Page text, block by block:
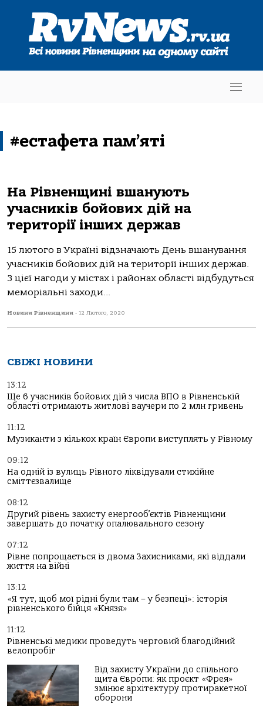
#естафета пам’яті
На Рівненщині вшанують
учасників бойових дій на
території інших держав
15 лютого в Україні відзначають День вшанування
учасників бойових дій на території інших держав.
З цієї нагоди у містах і районах області відбудуться
меморіальні заходи...
Новини Рівненщини - 12 Лютого, 2020
СВІЖІ НОВИНИ
13:12
Ще 6 учасників бойових дій з числа ВПО в Рівненській
області отримають житлові ваучери по 2 млн гривень
11:12
Музиканти з кількох країн Європи виступлять у Рівному
09:12
На одній із вулиць Рівного ліквідували стихійне
сміттєзвалище
08:12
Другий рівень захисту енергооб’єктів Рівненщини
завершать до початку опалювального сезону
07:12
Рівне попрощається із двома Захисниками, які віддали
життя на війні
13:12
«Я тут, щоб мої рідні були там – у безпеці»: історія
рівненського бійця «Князя»
11:12
Рівненські медики проведуть черговий благодійний
велопробіг
Від захисту України до спільного
щита Європи: як проєкт «Фрея»
змінює архітектуру протиракетної
оборони